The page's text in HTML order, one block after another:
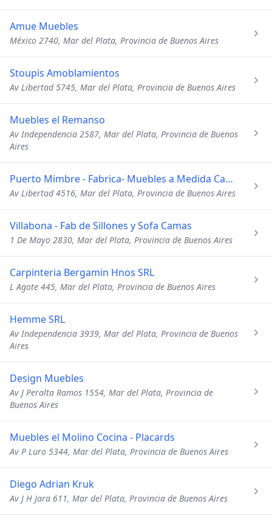
Amue Muebles
México 2740, Mar del Plata, Provincia de Buenos Aires
Stoupis Amoblamientos
Av Libertad 5745, Mar del Plata, Provincia de Buenos Aires
Muebles el Remanso
Av Independencia 2587, Mar del Plata, Provincia de Buenos
Aires
Puerto Mimbre - Fabrica- Muebles a Medida Canastos - Cortina
Av Libertad 4516, Mar del Plata, Provincia de Buenos Aires
Villabona - Fab de Sillones y Sofa Camas
1 De Mayo 2830, Mar del Plata, Provincia de Buenos Aires
Carpinteria Bergamin Hnos SRL
L Agote 445, Mar del Plata, Provincia de Buenos Aires
Hemme SRL
Av Independencia 3939, Mar del Plata, Provincia de Buenos
Aires
Design Muebles
Av J Peralta Ramos 1554, Mar del Plata, Provincia de
Buenos Aires
Muebles el Molino Cocina - Placards
Av P Luro 5344, Mar del Plata, Provincia de Buenos Aires
Diego Adrian Kruk
Av J H Jara 611, Mar del Plata, Provincia de Buenos Aires